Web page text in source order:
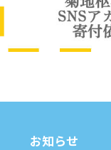
お知らせ